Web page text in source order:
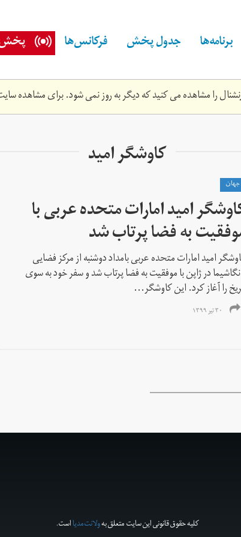
برنامه‌ها جدول پخش فرکانس‌ها پخش
را مشاهده می کنید که دیگر به روز نمی شود. برای مشاهده
کاوشگر امید
جهان
امید امارات متحده عربی با
به فضا پرتاب شد
امید امارات متحده عربی بامداد دوشنبه از مرکز فضایی
در ژاپن با موفقیت به فضا پرتاب شد و سفر خود به سوی
را آغاز کرد. این کاوشگر...
۳۰ تیر ۱۳۹۹
کلیه حقوق قانونی این سایت متعلق بهولانت‌مدیااست.